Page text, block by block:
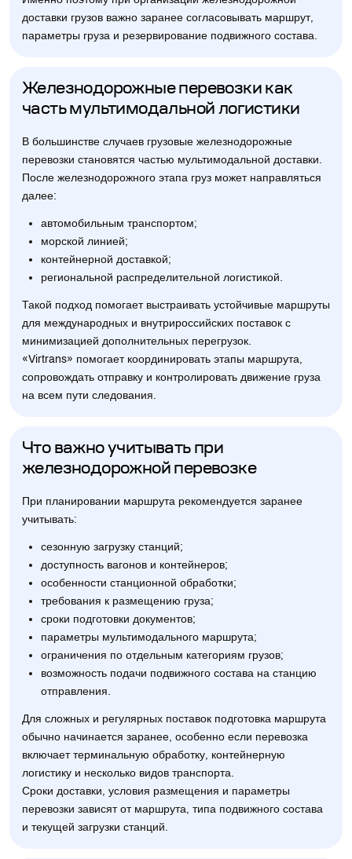
доставки грузов важно заранее согласовывать маршрут,
параметры груза и резервирование подвижного состава.
Железнодорожные перевозки как
часть мультимодальной логистики
В большинстве случаев грузовые железнодорожные
перевозки становятся частью мультимодальной доставки.
После железнодорожного этапа груз может направляться
далее:
автомобильным транспортом;
морской линией;
контейнерной доставкой;
региональной распределительной логистикой.
Такой подход помогает выстраивать устойчивые маршруты
для международных и внутрироссийских поставок с
минимизацией дополнительных перегрузок.
«Virtrans» помогает координировать этапы маршрута,
сопровождать отправку и контролировать движение груза
на всем пути следования.
Что важно учитывать при
железнодорожной перевозке
При планировании маршрута рекомендуется заранее
учитывать:
сезонную загрузку станций;
доступность вагонов и контейнеров;
особенности станционной обработки;
требования к размещению груза;
сроки подготовки документов;
параметры мультимодального маршрута;
ограничения по отдельным категориям грузов;
возможность подачи подвижного состава на станцию
отправления.
Для сложных и регулярных поставок подготовка маршрута
обычно начинается заранее, особенно если перевозка
включает терминальную обработку, контейнерную
логистику и несколько видов транспорта.
Сроки доставки, условия размещения и параметры
перевозки зависят от маршрута, типа подвижного состава
и текущей загрузки станций.